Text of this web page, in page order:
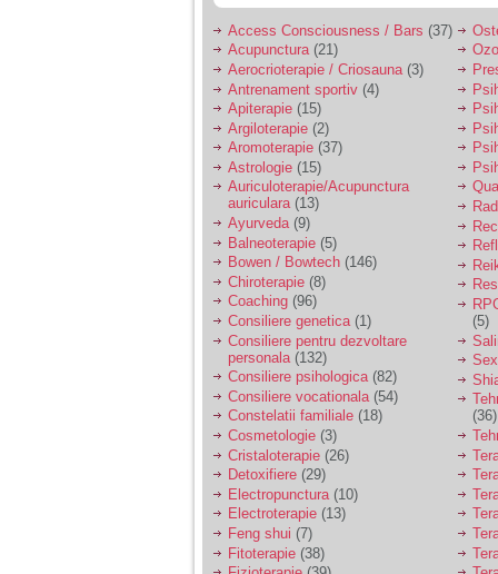
Ma aflu aici pentru ca
vreau sa stiu daca am
nevoie de un psiholog
sau psihiatru.
Sunt casatorita, am
31 de ani si un copil in
varsta de 2 ani care
mi-e lumina ochilor.
De ceva timp simt ca
mi s-a adunat
oboseala, o oboseala
cronica de care nu pot
scapa si simt ca din
cauza ei nu pot
controla nervii si
cateodata are copilul
de suferit.
Am o bariera peste
care nu pot trece:
prietena mea a ramas
insarcinata cu o fata.
Am fost de comun
acord sa facem un
copil, cu gandul ca e
baiat.
Access Consciousness / Bars (37)
Acupunctura(21)
Aerocrioterapie / Criosauna (3)
Antrenament sportiv (4)
Apiterapie (15)
Argiloterapie (2)
Aromoterapie (37)
Astrologie (15)
Auriculoterapie/Acupunctura
auriculara(13)
Ayurveda(9)
Balneoterapie (5)
Bowen / Bowtech (146)
Chiroterapie (8)
Coaching (96)
Consiliere genetica(1)
Consiliere pentru dezvoltare
personala (132)
Consiliere psihologica(82)
Consiliere vocationala (54)
Constelatii familiale (18)
Cosmetologie (3)
Cristaloterapie (26)
Detoxifiere (29)
Electropunctura (10)
Electroterapie (13)
Feng shui (7)
Fitoterapie (38)
(5)
(36)